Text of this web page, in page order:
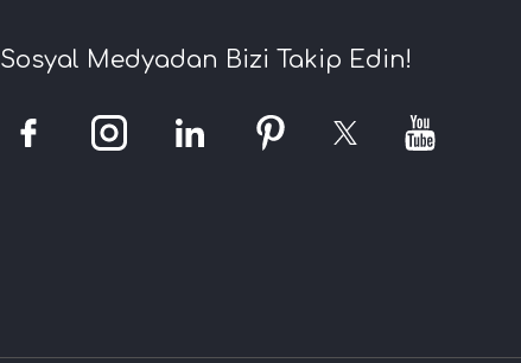
Sosyal Medyadan Bizi Takip Edin!